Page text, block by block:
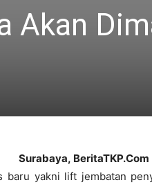
Akan
Surabaya, BeritaTKP.Com
baru yakni lift jembatan